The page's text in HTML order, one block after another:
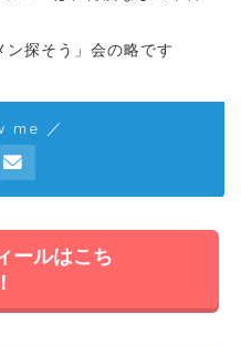
探そう」会の略です
me ／
ールはこち